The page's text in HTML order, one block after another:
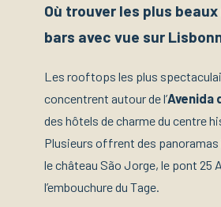
Où trouver les plus
bars avec vue sur
Les rooftops les plus
concentrent autour de l’Avenida
des hôtels de charme du centre
Plusieurs offrent des panoramas
le château São Jorge, le pont 25
l’embouchure du Tage.